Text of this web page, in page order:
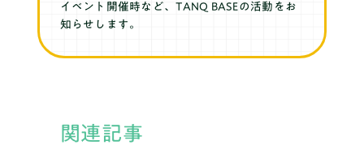
イベント開催時など、TANQ BASEの活動をお
知らせします。
関連記事